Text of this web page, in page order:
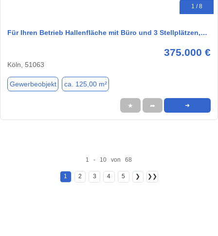
1 / 8
Für Ihren Betrieb Hallenfläche mit Büro und 3 Stellplätzen,…
375.000 €
Köln, 51063
Gewerbeobjekt ca. 125,00 m²
★ ➦ ➜
1 - 10 von 68
1 2 3 4 5 ❯ ❯❯